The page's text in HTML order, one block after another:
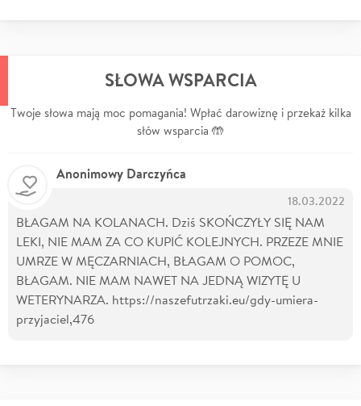
SŁOWA WSPARCIA
Twoje słowa mają moc pomagania! Wpłać darowiznę i przekaż kilka
słów wsparcia 🤲
Anonimowy Darczyńca
18.03.2022
BŁAGAM NA KOLANACH. Dziś SKOŃCZYŁY SIĘ NAM
LEKI, NIE MAM ZA CO KUPIĆ KOLEJNYCH. PRZEZE MNIE
UMRZE W MĘCZARNIACH, BŁAGAM O POMOC,
BŁAGAM. NIE MAM NAWET NA JEDNĄ WIZYTĘ U
WETERYNARZA. https://naszefutrzaki.eu/gdy-umiera-
przyjaciel,476